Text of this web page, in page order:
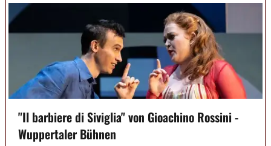
"Il barbiere di Siviglia" von Gioachino Rossini -
Wuppertaler Bühnen